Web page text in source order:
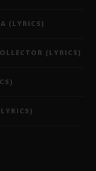
(LYRICS)
(LYRICS)